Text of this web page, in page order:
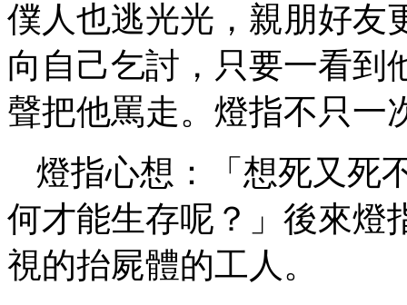
僕人也逃光光，親朋好友
向自己乞討，只要一看到
聲把他罵走。燈指不只一
燈指心想：「想死又死
何才能生存呢？」後來燈
視的抬屍體的工人。